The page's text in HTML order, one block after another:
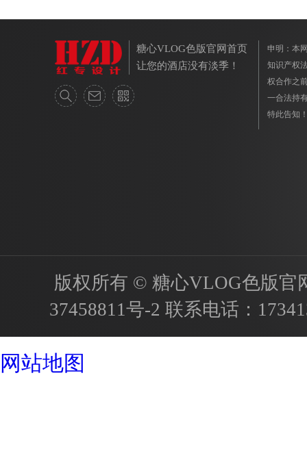
糖心VLOG色版官网首页
让您的酒店没有淡季！
申明：
知识产权法
权合作之前
一合法持有人
特此告知
版权所有 © 糖心VLOG色版官
37458811号-2 联系电话：
网站地图